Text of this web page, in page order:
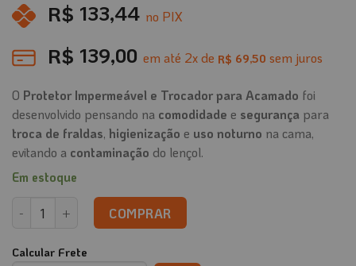
R$ 133,44 no PIX
R$ 139,00 em até 2x de R$ 69,50 sem juros
O Protetor Impermeável e Trocador para Acamado foi
desenvolvido pensando na comodidade e segurança para
troca de fraldas, higienização e uso noturno na cama,
evitando a contaminação do lençol.
Em estoque
Protetor Impermeável e Trocador para Acamado quantidade
COMPRAR
Calcular Frete